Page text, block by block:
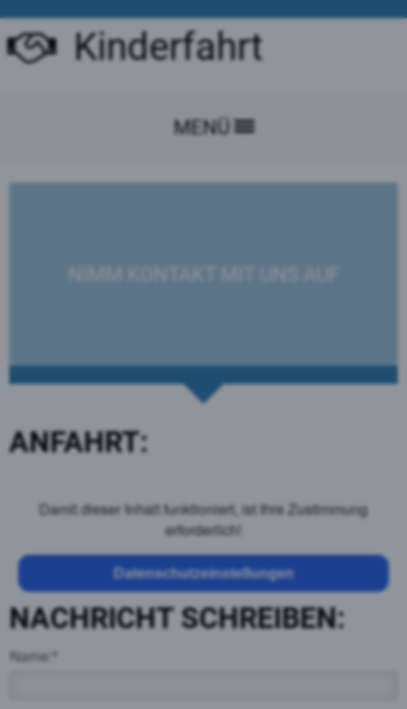
Kinderfahrt
MENÜ
NIMM KONTAKT MIT UNS AUF
ANFAHRT:
Damit dieser Inhalt funktioniert, ist Ihre Zustimmung
erforderlich!
Datenschutzeinstellungen
NACHRICHT SCHREIBEN:
Name:*